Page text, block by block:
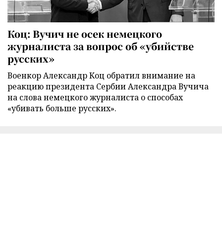
Коц: Вучич не осек немецкого
журналиста за вопрос об «убийстве
русских»
Военкор Александр Коц обратил внимание на
реакцию президента Сербии Александра Вучича
на слова немецкого журналиста о способах
«убивать больше русских».